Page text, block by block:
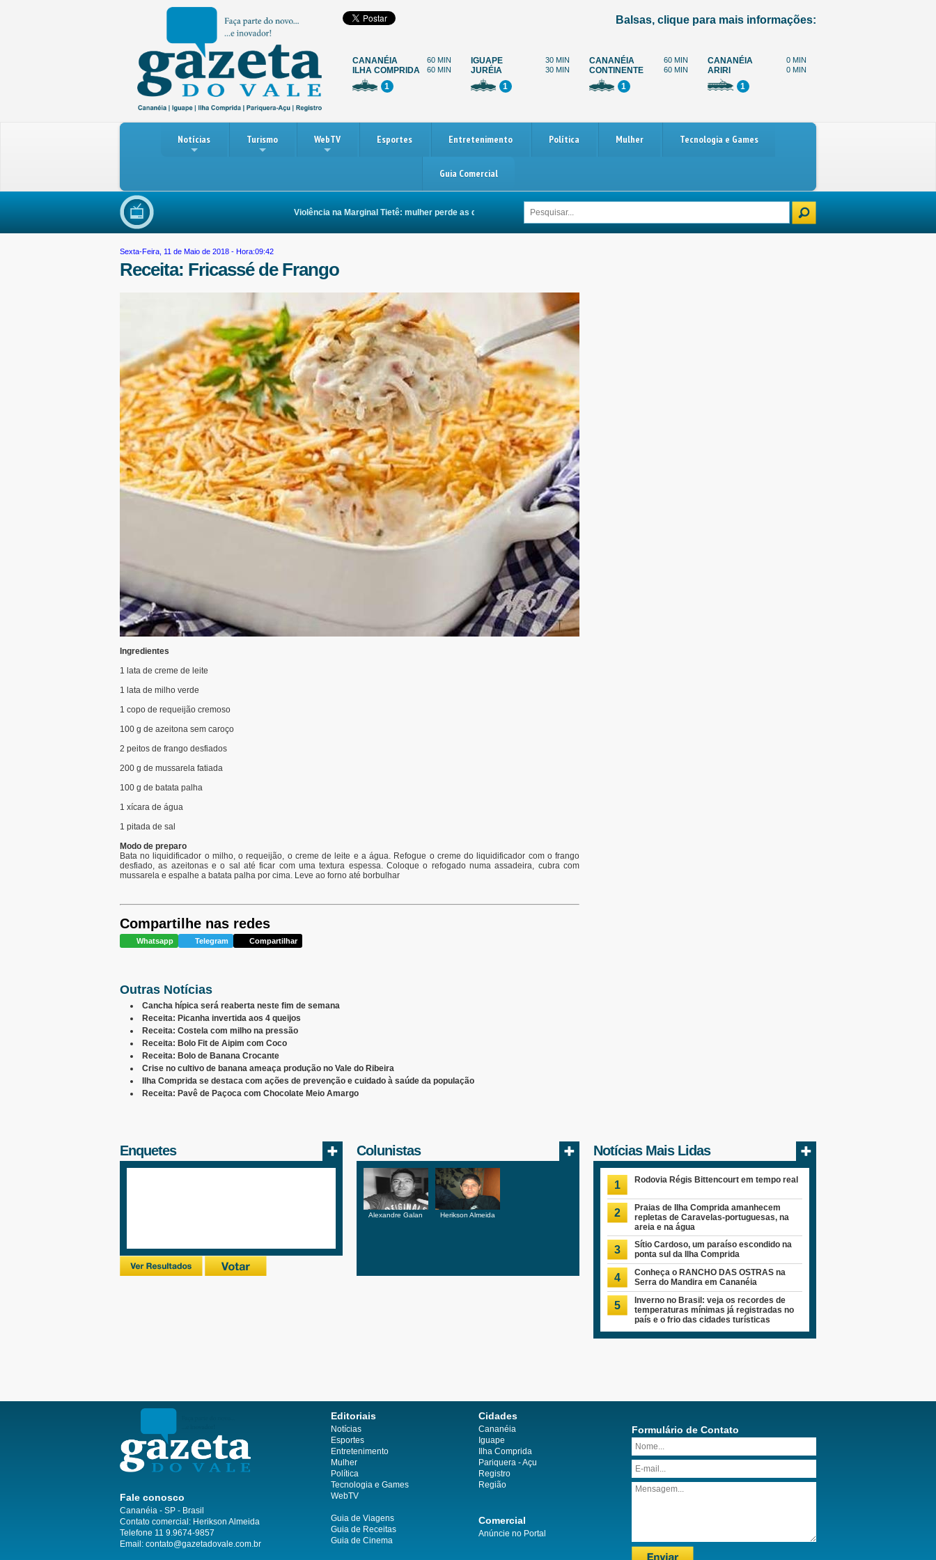
Balsas, clique para mais informações:
CANANÉIA 60 MIN
ILHA COMPRIDA 60 MIN
1
IGUAPE 30 MIN
JURÉIA 30 MIN
1
CANANÉIA 60 MIN
CONTINENTE 60 MIN
1
CANANÉIA 0 MIN
ARIRI 0 MIN
1
Notícias Turismo WebTV Esportes Entretenimento Política Mulher Tecnologia e Games
Guia Comercial
Violência na Marginal Tietê: mulher perde as duas pernas após ser arrastada por carro Paralisação dos caminhoneiros marcada para 4 de dezembro: o que
Sexta-Feira, 11 de Maio de 2018 - Hora:09:42
Receita: Fricassé de Frango
Ingredientes
1 lata de creme de leite
1 lata de milho verde
1 copo de requeijão cremoso
100 g de azeitona sem caroço
2 peitos de frango desfiados
200 g de mussarela fatiada
100 g de batata palha
1 xícara de água
1 pitada de sal
Modo de preparo
Bata no liquidificador o milho, o requeijão, o creme de leite e a água. Refogue o creme do liquidificador com o frango
desfiado, as azeitonas e o sal até ficar com uma textura espessa. Coloque o refogado numa assadeira, cubra com
mussarela e espalhe a batata palha por cima. Leve ao forno até borbulhar
Compartilhe nas redes
Whatsapp Telegram Compartilhar
Outras Notícias
Cancha hípica será reaberta neste fim de semana
Receita: Picanha invertida aos 4 queijos
Receita: Costela com milho na pressão
Receita: Bolo Fit de Aipim com Coco
Receita: Bolo de Banana Crocante
Crise no cultivo de banana ameaça produção no Vale do Ribeira
Ilha Comprida se destaca com ações de prevenção e cuidado à saúde da população
Receita: Pavê de Paçoca com Chocolate Meio Amargo
Enquetes Colunistas
Alexandre Galan Herikson Almeida
Notícias Mais Lidas
1 Rodovia Régis Bittencourt em tempo real
2
Praias de Ilha Comprida amanhecem
repletas de Caravelas-portuguesas, na
areia e na água
3
Sítio Cardoso, um paraíso escondido na
ponta sul da Ilha Comprida
4
Conheça o RANCHO DAS OSTRAS na
Serra do Mandira em Cananéia
5
Inverno no Brasil: veja os recordes de
temperaturas mínimas já registradas no
país e o frio das cidades turísticas
Fale conosco
Cananéia - SP - Brasil
Contato comercial: Herikson Almeida
Telefone 11 9.9674-9857
Email: contato@gazetadovale.com.br
Editoriais
Notícias
Esportes
Entretenimento
Mulher
Política
Tecnologia e Games
WebTV
Guia de Viagens
Guia de Receitas
Guia de Cinema
Cidades
Cananéia
Iguape
Ilha Comprida
Pariquera - Açu
Registro
Região
Comercial
Anúncie no Portal
Formulário de Contato